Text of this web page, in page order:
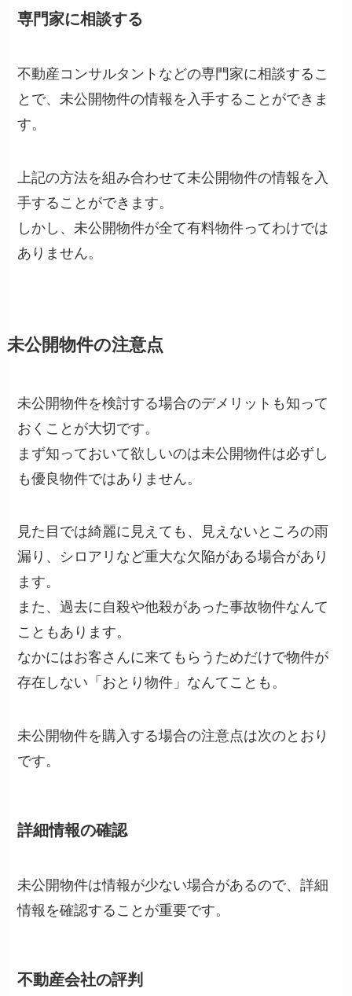
専門家に相談する
不動産コンサルタントなどの専門家に相談するこ
とで、未公開物件の情報を入手することができま
す。
上記の方法を組み合わせて未公開物件の情報を入
手することができます。
しかし、未公開物件が全て有料物件ってわけでは
ありません。
未公開物件の注意点
未公開物件を検討する場合のデメリットも知って
おくことが大切です。
まず知っておいて欲しいのは未公開物件は必ずし
も優良物件ではありません。
見た目では綺麗に見えても、見えないところの雨
漏り、シロアリなど重大な欠陥がある場合があり
ます。
また、過去に自殺や他殺があった事故物件なんて
こともあります。
なかにはお客さんに来てもらうためだけで物件が
存在しない「おとり物件」なんてことも。
未公開物件を購入する場合の注意点は次のとおり
です。
詳細情報の確認
未公開物件は情報が少ない場合があるので、詳細
情報を確認することが重要です。
不動産会社の評判